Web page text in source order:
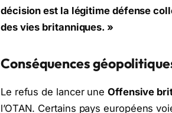
décision est la légitime défense
des vies britanniques. »
Conséquences
Le refus de lancer uneOffensive
l’OTAN. Certains pays européens